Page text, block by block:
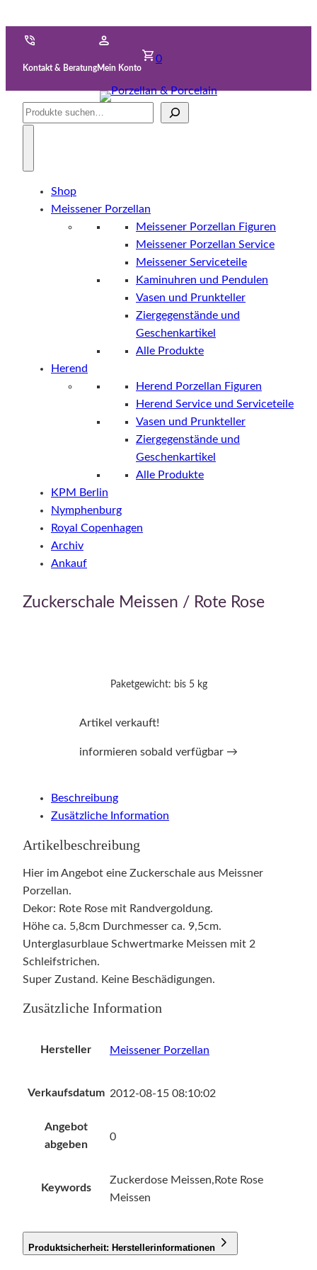
Kontakt & BeratungMein Konto
0
Suche
Shop
Meissener Porzellan
Meissener Porzellan Figuren
Meissener Porzellan Service
Meissener Serviceteile
Kaminuhren und Pendulen
Vasen und Prunkteller
Ziergegenstände und
Geschenkartikel
Alle Produkte
Herend
Herend Porzellan Figuren
Herend Service und Serviceteile
Vasen und Prunkteller
Ziergegenstände und
Geschenkartikel
Alle Produkte
KPM Berlin
Nymphenburg
Royal Copenhagen
Archiv
Ankauf
Zuckerschale Meissen / Rote Rose
Paketgewicht: bis 5 kg
Artikel verkauft!
informieren sobald verfügbar →
Beschreibung
Zusätzliche Information
Artikelbeschreibung
Hier im Angebot eine Zuckerschale aus Meissner
Porzellan.
Dekor: Rote Rose mit Randvergoldung.
Höhe ca. 5,8cm Durchmesser ca. 9,5cm.
Unterglasurblaue Schwertmarke Meissen mit 2
Schleifstrichen.
Super Zustand. Keine Beschädigungen.
Zusätzliche Information
Hersteller Meissener Porzellan
Verkaufsdatum 2012-08-15 08:10:02
Angebot
abgeben
0
Keywords
Zuckerdose Meissen,Rote Rose
Meissen
Produktsicherheit: Herstellerinformationen